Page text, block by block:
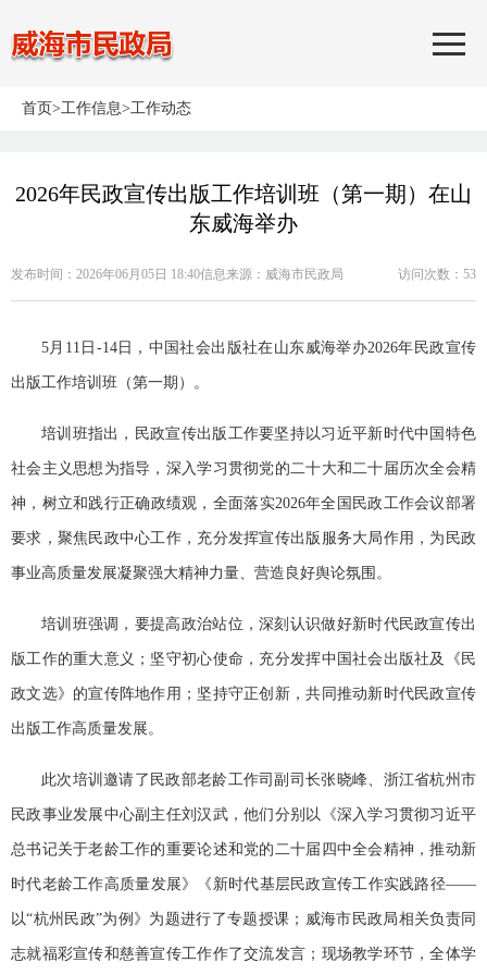
首页>工作信息>工作动态
2026年民政宣传出版工作培训班（第一期）在山
东威海举办
发布时间：2026年06月05日 18:40信息来源： 威海市民政局 访问次数： 53
5月11日-14日，中国社会出版社在山东威海举办2026年民政宣传
出版工作培训班（第一期）。
培训班指出，民政宣传出版工作要坚持以习近平新时代中国特色
社会主义思想为指导，深入学习贯彻党的二十大和二十届历次全会精
神，树立和践行正确政绩观，全面落实2026年全国民政工作会议部署
要求，聚焦民政中心工作，充分发挥宣传出版服务大局作用，为民政
事业高质量发展凝聚强大精神力量、营造良好舆论氛围。
培训班强调，要提高政治站位，深刻认识做好新时代民政宣传出
版工作的重大意义；坚守初心使命，充分发挥中国社会出版社及《民
政文选》的宣传阵地作用；坚持守正创新，共同推动新时代民政宣传
出版工作高质量发展。
此次培训邀请了民政部老龄工作司副司长张晓峰、浙江省杭州市
民政事业发展中心副主任刘汉武，他们分别以《深入学习贯彻习近平
总书记关于老龄工作的重要论述和党的二十届四中全会精神，推动新
时代老龄工作高质量发展》《新时代基层民政宣传工作实践路径——
以“杭州民政”为例》为题进行了专题授课；威海市民政局相关负责同
志就福彩宣传和慈善宣传工作作了交流发言；现场教学环节，全体学